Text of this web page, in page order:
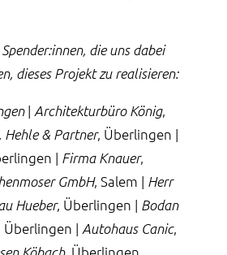
die uns dabei
dieses Projekt zu realisieren:
| Architekturbüro König,
Hehle & Partner, Überlingen |
| Firma Knauer,
GmbH, Salem | Herr
Hueber, Überlingen | Bodan
Überlingen | Autohaus Canic,
, Überlingen